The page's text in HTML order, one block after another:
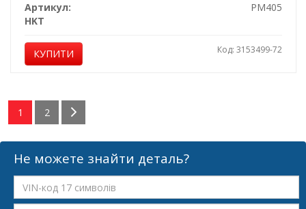
Артикул:
PM405
HKT
КУПИТИ Код: 3153499-72
1 2
Не можете знайти деталь?